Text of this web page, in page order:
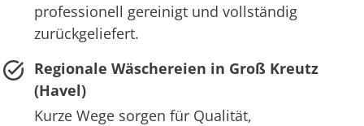
professionell gereinigt und vollständig
zurückgeliefert.
Regionale Wäschereien in Groß Kreutz
(Havel)
Kurze Wege sorgen für Qualität,